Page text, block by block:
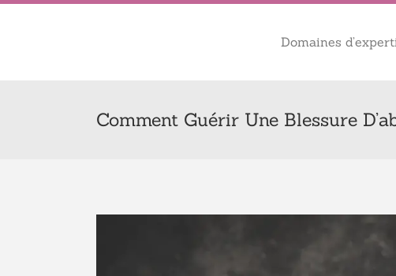
Domaines
Comment Guérir Une Blessure